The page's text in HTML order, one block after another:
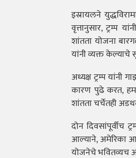
इस्रायलने
वृत्तानुसार, ट्रम्प
शांतता योजना
यांनी व्यक्त केल्याचे
अध्यक्ष ट्रम्प यांनी
कारण पुढे करत,
शांतता चर्चेतही
दोन दिवसांपूर्वीच
आल्याने, अमेरिका
योजनेचे भवितव्यच